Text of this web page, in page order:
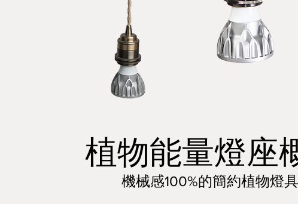
植物能量燈座
機械感100%的簡約植物燈具